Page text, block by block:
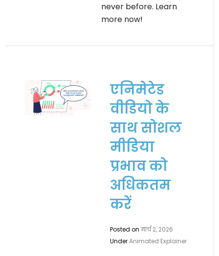
never before. Learn
more now!
एनिमेटेड
वीडियो के
साथ सोशल
मीडिया
प्रभाव को
अधिकतम
करें
Posted onमार्च 2, 2026
UnderAnimated Explainer